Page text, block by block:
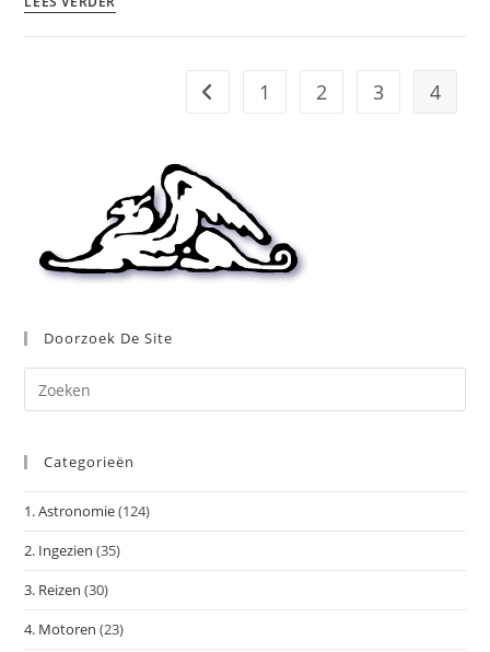
Naar vorige pagina
1 2 3 4
Doorzoek De Site
op
Categorieën
1. Astronomie(124)
2. Ingezien (35)
3. Reizen (30)
4. Motoren (23)